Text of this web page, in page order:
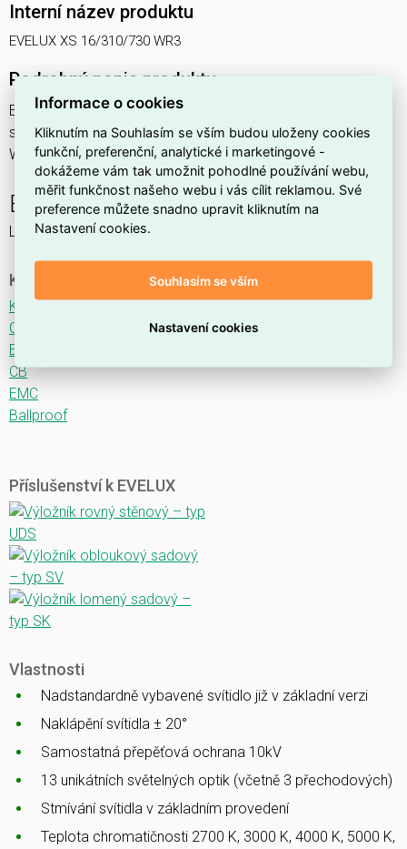
Interní název produktu
EVELUX XS 16/310/730 WR3
Podrobný popis produktu
EVELUX XS 16/310/730 WR3 18W IP66
svítidlo pouliční s modulem LED, spektrum 730A3, optika
WR3 (Wide Road TYPE I CENTRAL LANE)
EVELUX
LED svítidlo pro osvětlení komunikací.
Ke stažení
Katalogový list
CE
ENEC
CB
EMC
Ballproof
Příslušenství k EVELUX
Vlastnosti
Nadstandardně vybavené svítidlo již v základní verzi
Naklápění svítidla ± 20°
Samostatná přepěťová ochrana 10kV
13 unikátních světelných optik (včetně 3 přechodových)
Stmívání svítidla v základním provedení
Teplota chromatičnosti 2700 K, 3000 K, 4000 K, 5000 K,
Informace o cookies
Kliknutím na Souhlasím se vším budou uloženy cookies
funkční, preferenční, analytické i marketingové -
dokážeme vám tak umožnit pohodlné používání webu,
měřit funkčnost našeho webu i vás cílit reklamou. Své
preference můžete snadno upravit kliknutím na
Nastavení cookies.
Souhlasím se vším
Nastavení cookies